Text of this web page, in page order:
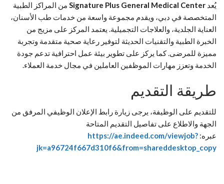
يُعد Signature Plus General Medical Center من المراكز الطبية
المتخصصة في دبي، ويقدم مجموعة واسعة من خدمات طب الأسنان،
العناية الجلدية، والعلاجات التجميلية. يعتمد المركز على مزيج من
الخبرة الطبية والتقنيات الحديثة لتوفير رعاية صحية متقدمة وتجربة
مميزة للمرضى. كما يركز على تطوير بيئة عمل احترافية تدعم جودة
الخدمة وتعزز مهارات الموظفين العاملين في مجال خدمة العملاء.
طريقة التقديم
للتقديم على الوظيفة، يرجى زيارة رابط الإعلان الوظيفي المرفق من
الجهة والاطلاع على تفاصيل التقديم المتاحة
عبره: https://ae.indeed.com/viewjob?
jk=a96724f667d310f6&from=shareddesktop_copy